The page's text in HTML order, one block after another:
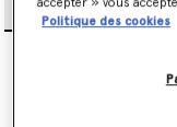
accepter » vous
Politique des cookies